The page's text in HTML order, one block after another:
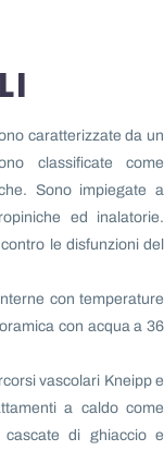
caratterizzate da un
classificate come
Sono impiegate a
ed inalatorie.
le disfunzioni del
con temperature
con acqua a 36
vascolari Kneipp e
a caldo come
di ghiaccio e